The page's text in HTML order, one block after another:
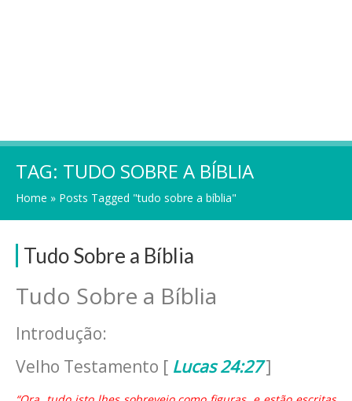
TAG: TUDO SOBRE A BÍBLIA
Home » Posts Tagged "tudo sobre a bíblia"
Tudo Sobre a Bíblia
Tudo Sobre a Bíblia
Introdução:
Velho Testamento [ Lucas 24:27]